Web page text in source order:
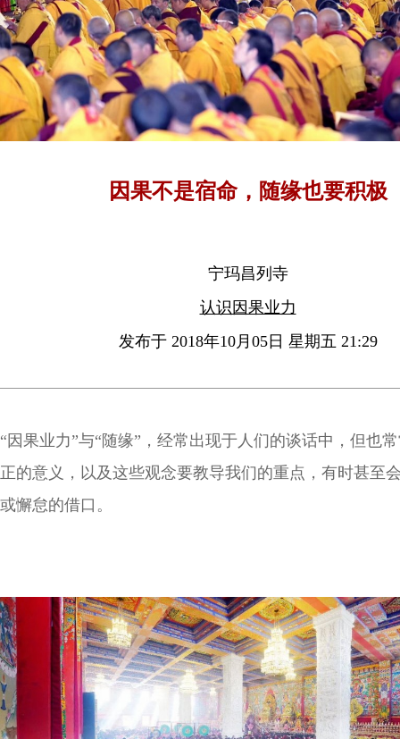
因果不是宿命，随缘也要积极
宁玛昌列寺
认识因果业力
发布于 2018年10月05日 星期五 21:29
“因果业力”与“随缘”，经常出现于人们的谈话中，但也
正的意义，以及这些观念要教导我们的重点，有时甚至
或懈怠的借口。